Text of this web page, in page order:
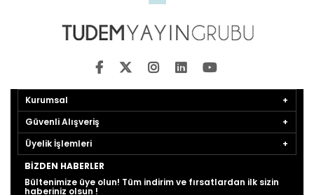
Kurumsal
Güvenli Alışveriş
Üyelik İşlemleri
BIZDEN HABERLER
Bültenimize üye olun! Tüm indirim ve fırsatlardan ilk sizin
haberiniz olsun !